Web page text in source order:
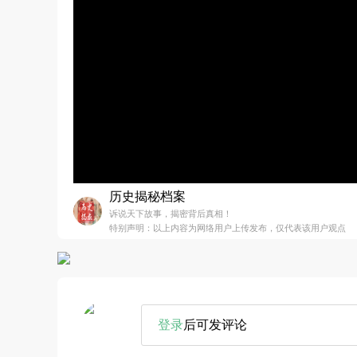
历史揭秘档案
诉说天下故事，揭密背后真相！
特别声明：以上内容为网络用户上传发布，仅代表该用户观点
登录后可发评论